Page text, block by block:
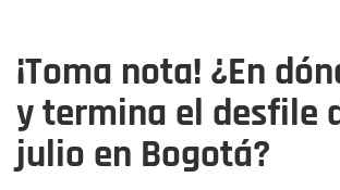
¡Toma nota! ¿En
y termina el desfile
julio en Bogotá?